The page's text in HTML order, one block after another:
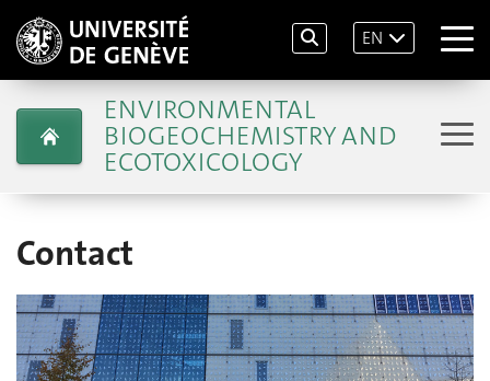
EN
ENVIRONMENTAL
BIOGEOCHEMISTRY AND
ECOTOXICOLOGY
Contact